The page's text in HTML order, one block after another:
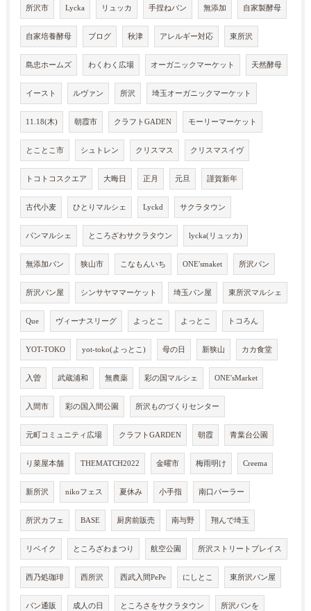
所沢市 Lycka リュッカ 手捏ねパン 無添加 自家製酵母
自家培養酵母 ブログ 秋津 アレルギー対応 東所沢
島忠ホームズ わくわく広場 オーガニックマーケット 天然酵母
イースト ルヴァン 所沢 埼玉オーガニックマーケット
11.18(木) 朝霞市 クラフトGADEN モーリーマーケット
とことこ市 シュトレン クリスマス クリスマスイヴ
トコトコスクエア 大晦日 正月 元旦 謹賀新年
古代小麦 ひとりマルシェ Lyckd サクラタウン
パンマルシェ ところざわサクラタウン lycka(リュッカ)
無添加パン 狭山市 こなもんいち ONE'smaket 所沢パン
所沢パン屋 シンサヤママーケット 埼玉パン屋 東所沢マルシェ
Que ヴィーナスリーグ よっとこ よっとこ トコろん
YOT-TOKO yot-toko(よっとこ) 母の日 新狭山 カカ食堂
入曽 武蔵浦和 無農薬 彩の国マルシェ ONE'sMarket
入間市 彩の国入間公園 所沢ものづくりセンター
元町コミュニティ広場 クラフトGARDEN 朝霞 青葉台公園
り菜屋本舗 THEMATCH2022 金曜市 梅雨明け Creema
新所沢 nikoフェス 夏休み 小手指 南口パーラー
所沢カフェ BASE 厨房前販売 南与野 翔んで埼玉
リベイク ところざわまつり 航空公園 所沢ストリートプレイス
西乃処珈琲 西所沢 西武入間PePe にしとこ 東所沢パン屋
パン通販 成人の日 ところさをサクラタウン 所沢パンを